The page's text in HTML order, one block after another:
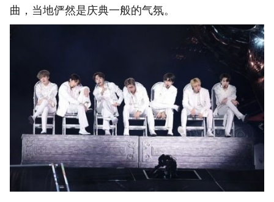
曲，当地俨然是庆典一般的气氛。